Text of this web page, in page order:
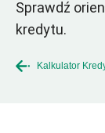
Sprawdź
kredytu.
Kalkulator